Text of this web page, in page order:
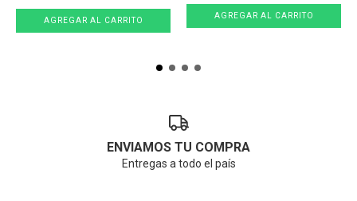
ENVIAMOS TU COMPRA
Entregas a todo el país